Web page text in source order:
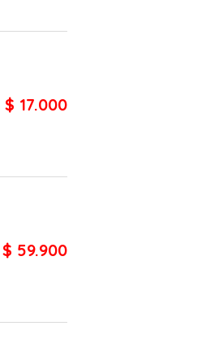
$ 17.000
$ 59.900